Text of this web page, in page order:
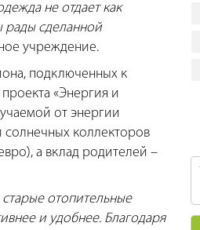
не отдает как
рады сделанной
учреждение.
подключенных к
«Энергия и
от энергии
солнечных коллекторов
а вклад родителей –
отопительные
и удобнее. Благодаря